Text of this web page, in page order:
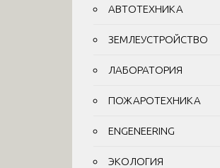
АВТОТЕХНИКА
ЗЕМЛЕУСТРОЙСТВО
ЛАБОРАТОРИЯ
ПОЖАРОТЕХНИКА
ENGENEERING
ЭКОЛОГИЯ